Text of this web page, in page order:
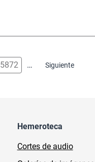
5872 … Siguiente
Siguiente página
Hemeroteca
Cortes de audio